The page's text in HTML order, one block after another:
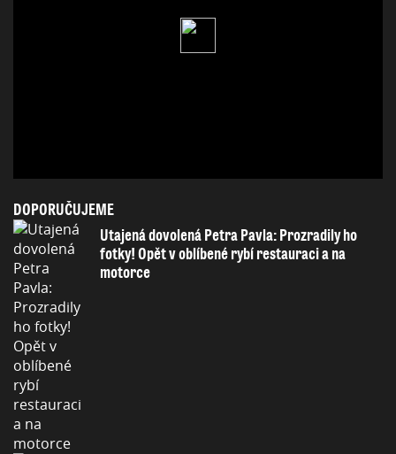
DOPORUČUJEME
Utajená dovolená Petra Pavla: Prozradily ho
fotky! Opět v oblíbené rybí restauraci a na
motorce